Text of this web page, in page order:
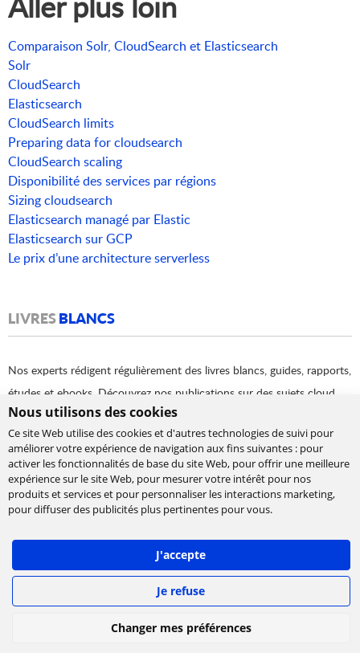
Nous utilisons des cookies
Ce site Web utilise des cookies et d'autres technologies de suivi pour
améliorer votre expérience de navigation aux fins suivantes : pour
activer les fonctionnalités de base du site Web, pour offrir une meilleure
expérience sur le site Web, pour mesurer votre intérêt pour nos
produits et services et pour personnaliser les interactions marketing,
pour diffuser des publicités plus pertinentes pour vous.
J'accepte
Je refuse
Changer mes préférences
Comparaison Solr, CloudSearch et Elasticsearch
Solr
CloudSearch
Elasticsearch
CloudSearch limits
Preparing data for cloudsearch
CloudSearch scaling
Disponibilité des services par régions
Sizing cloudsearch
Elasticsearch managé par Elastic
Elasticsearch sur GCP
Le prix d’une architecture serverless
LIVRESBLANCS
Nos experts rédigent régulièrement des livres blancs, guides, rapports,
études et ebooks. Découvrez nos publications sur des sujets cloud,
data, devOps, product management, modern architecture.. Et bien
d’autres encore !
DÉCOUVRIR LES LIVRES BLANCS
REX: DevLille 2026
29 juil. 2026